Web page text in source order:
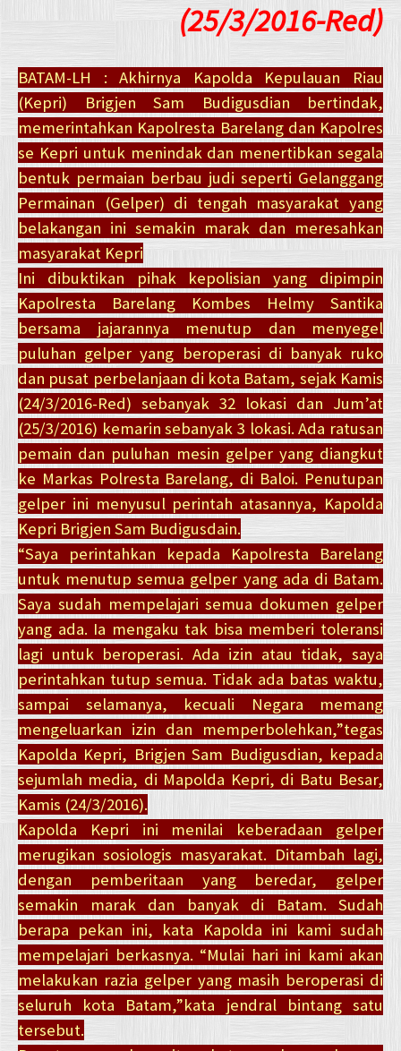
(25/3/2016-Red)
BATAM-LH : Akhirnya Kapolda Kepulauan Riau
(Kepri) Brigjen Sam Budigusdian bertindak,
memerintahkan Kapolresta Barelang dan Kapolres
se Kepri untuk menindak dan menertibkan segala
bentuk permaian berbau judi seperti Gelanggang
Permainan (Gelper) di tengah masyarakat yang
belakangan ini semakin marak dan meresahkan
masyarakat Kepri
Ini dibuktikan pihak kepolisian yang dipimpin
Kapolresta Barelang Kombes Helmy Santika
bersama jajarannya menutup dan menyegel
puluhan gelper yang beroperasi di banyak ruko
dan pusat perbelanjaan di kota Batam, sejak Kamis
(24/3/2016-Red) sebanyak 32 lokasi dan Jum’at
(25/3/2016) kemarin sebanyak 3 lokasi. Ada ratusan
pemain dan puluhan mesin gelper yang diangkut
ke Markas Polresta Barelang, di Baloi. Penutupan
gelper ini menyusul perintah atasannya, Kapolda
Kepri Brigjen Sam Budigusdain.
“Saya perintahkan kepada Kapolresta Barelang
untuk menutup semua gelper yang ada di Batam.
Saya sudah mempelajari semua dokumen gelper
yang ada. Ia mengaku tak bisa memberi toleransi
lagi untuk beroperasi. Ada izin atau tidak, saya
perintahkan tutup semua. Tidak ada batas waktu,
sampai selamanya, kecuali Negara memang
mengeluarkan izin dan memperbolehkan,”tegas
Kapolda Kepri, Brigjen Sam Budigusdian, kepada
sejumlah media, di Mapolda Kepri, di Batu Besar,
Kamis (24/3/2016).
Kapolda Kepri ini menilai keberadaan gelper
merugikan sosiologis masyarakat. Ditambah lagi,
dengan pemberitaan yang beredar, gelper
semakin marak dan banyak di Batam. Sudah
berapa pekan ini, kata Kapolda ini kami sudah
mempelajari berkasnya. “Mulai hari ini kami akan
melakukan razia gelper yang masih beroperasi di
seluruh kota Batam,”kata jendral bintang satu
tersebut.